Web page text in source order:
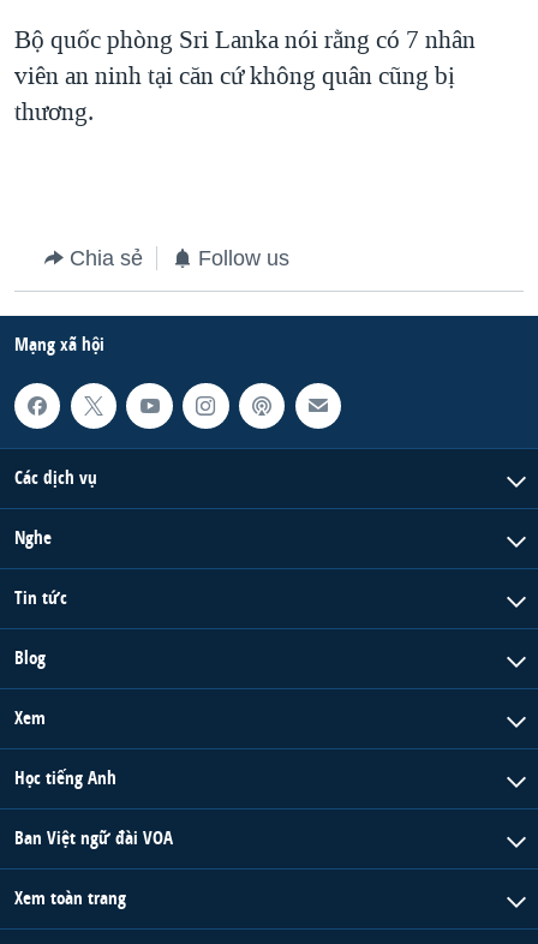
Bộ quốc phòng Sri Lanka nói rằng có 7 nhân
viên an ninh tại căn cứ không quân cũng bị
thương.
Chia sẻ Follow us
Mạng xã hội
Các dịch vụ
Nghe
Tin tức
Blog
Xem
Học tiếng Anh
Ban Việt ngữ đài VOA
Xem toàn trang